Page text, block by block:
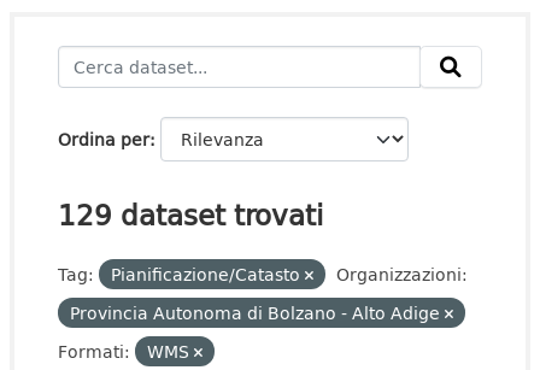
Ordina per
129 dataset trovati
Tag: Pianificazione/Catasto
Organizzazioni:
Provincia Autonoma di Bolzano - Alto Adige
Formati:
WMS